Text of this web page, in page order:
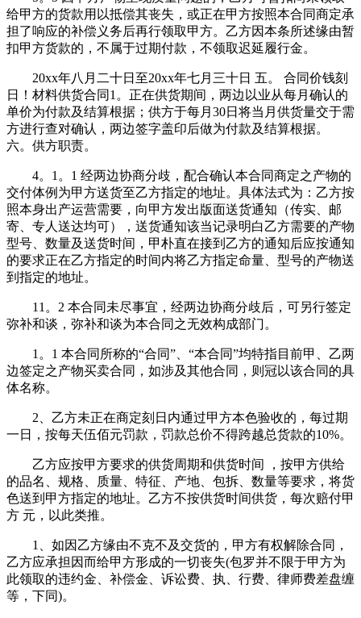
给甲方的货款用以抵偿其丧失，或正在甲方按照本合同商定承
担了响应的补偿义务后再行领取甲方。乙方因本条所述缘由暂
扣甲方货款的，不属于过期付款，不领取迟延履行金。
20xx年八月二十日至20xx年七月三十日 五。 合同价钱刻
日！材料供货合同1。正在供货期间，两边以业从每月确认的
单价为付款及结算根据；供方于每月30日将当月供货量交于需
方进行查对确认，两边签字盖印后做为付款及结算根据。
六。供方职责。
4。1。1 经两边协商分歧，配合确认本合同商定之产物的
交付体例为甲方送货至乙方指定的地址。具体法式为：乙方按
照本身出产运营需要，向甲方发出版面送货通知（传实、邮
寄、专人送达均可），送货通知该当记录明白乙方需要的产物
型号、数量及送货时间，甲朴直在接到乙方的通知后应按通知
的要求正在乙方指定的时间内将乙方指定命量、型号的产物送
到指定的地址。
11。2 本合同未尽事宜，经两边协商分歧后，可另行签定
弥补和谈，弥补和谈为本合同之无效构成部门。
1。1 本合同所称的“合同”、“本合同”均特指目前甲、乙两
边签定之产物买卖合同，如涉及其他合同，则冠以该合同的具
体名称。
2、乙方未正在商定刻日内通过甲方本色验收的，每过期
一日，按每天伍佰元罚款，罚款总价不得跨越总货款的10%。
乙方应按甲方要求的供货周期和供货时间 ，按甲方供给
的品名、规格、质量、特征、产地、包拆、数量等要求，将货
色送到甲方指定的地址。乙方不按供货时间供货，每次赔付甲
方 元，以此类推。
1、如因乙方缘由不克不及交货的，甲方有权解除合同，
乙方应承担因而给甲方形成的一切丧失(包罗并不限于甲方为
此领取的违约金、补偿金、诉讼费、执、行费、律师费差盘缠
等，下同)。